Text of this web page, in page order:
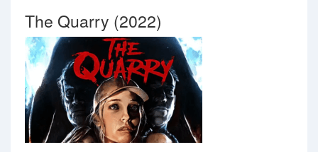
The Quarry (2022)